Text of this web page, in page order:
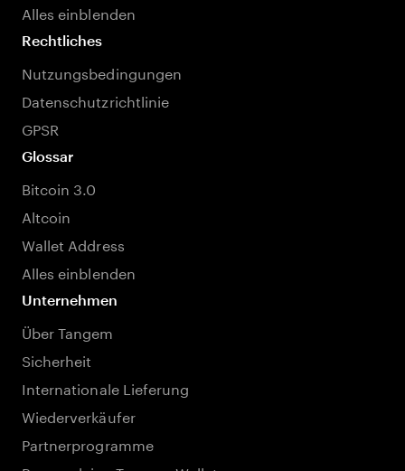
Alles einblenden
Rechtliches
Nutzungsbedingungen
Datenschutzrichtlinie
GPSR
Glossar
Bitcoin 3.0
Altcoin
Wallet Address
Alles einblenden
Unternehmen
Über Tangem
Sicherheit
Internationale Lieferung
Wiederverkäufer
Partnerprogramme